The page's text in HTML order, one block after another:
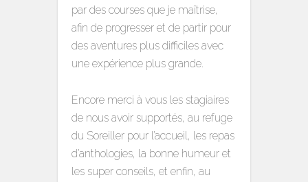
par des courses que je maîtrise,
afin de progresser et de partir pour
des aventures plus difficiles avec
une expérience plus grande.
Encore merci à vous les stagiaires
de nous avoir supportés, au refuge
du Soreiller pour l’accueil, les repas
d’anthologies, la bonne humeur et
les super conseils, et enfin, au